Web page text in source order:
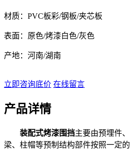
材质：PVC板彩/钢板/夹芯板
表面：原色/烤漆白色/灰色
产地：河南/湖南
立即咨询底价 在线留言
产品详情
装配式烤漆围挡主要由预埋件
梁、柱帽等预制结构部件按照一定